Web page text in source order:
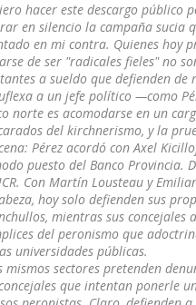
hacer este descargo público
en silencio la campaña sucia
en mi contra. Quienes hoy
de ser "radicales fieles" no
a sueldo que defienden de
a un jefe político —como
norte es acomodarse en un
del kirchnerismo, y la
Pérez acordó con Axel
puesto del Banco Provincia.
Con Martín Lousteau y
hoy solo defienden sus
mientras sus concejales
del peronismo que
universidades públicas.
mismos sectores pretenden
que intentan ponerle